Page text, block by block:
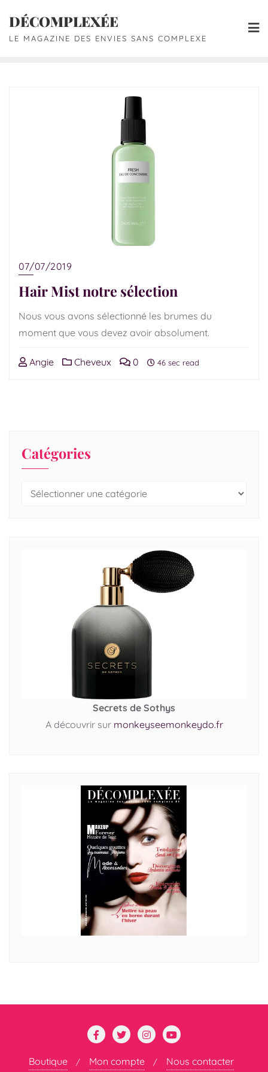
DÉCOMPLEXÉE
LE MAGAZINE DES ENVIES SANS COMPLEXE
07/07/2019
Hair Mist notre sélection
Nous vous avons sélectionné les brumes du
moment que vous devez avoir absolument.
Angie Cheveux 0 46 sec read
Catégories
Secrets de Sothys
A découvrir sur monkeyseemonkeydo.fr
Boutique Mon compte Nous contacter